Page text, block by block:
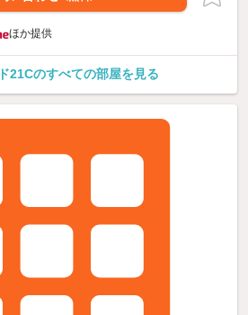
ほか提供
21Cのすべての部屋を見る